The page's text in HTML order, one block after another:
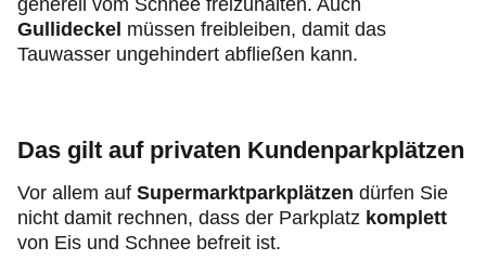
generell vom Schnee freizuhalten. Auch
Gullideckel müssen freibleiben, damit das
Tauwasser ungehindert abfließen kann.
Das gilt auf privaten Kundenparkplätzen
Vor allem auf Supermarktparkplätzen dürfen Sie
nicht damit rechnen, dass der Parkplatz komplett
von Eis und Schnee befreit ist.